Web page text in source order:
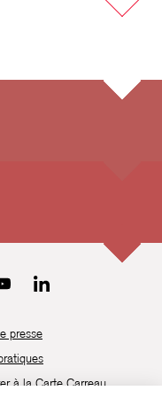
presse
à la Carte Carreau